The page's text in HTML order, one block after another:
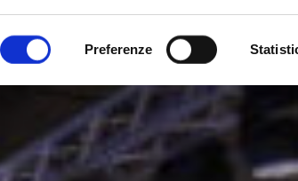
Preferenze